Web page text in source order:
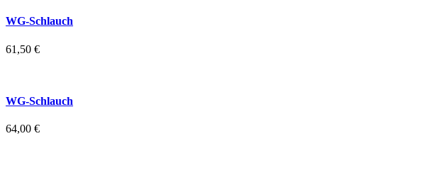
WG-Schlauch
61,50 €
WG-Schlauch
64,00 €